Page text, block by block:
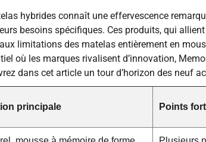
hybrides connaît une effervescence
besoins spécifiques. Ces produits, qui
limitations des matelas entièrement en
où les marques rivalisent d’innovation,
dans cet article un tour d’horizon des neuf
principale Points